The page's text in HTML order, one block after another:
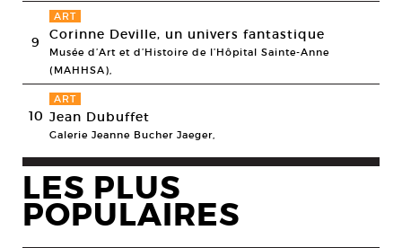
9
ART
Corinne Deville, un univers fantastique
Musée d’Art et d’Histoire de l’Hôpital Sainte-Anne
(MAHHSA),
10
ART
Jean Dubuffet
Galerie Jeanne Bucher Jaeger,
LES PLUS
POPULAIRES